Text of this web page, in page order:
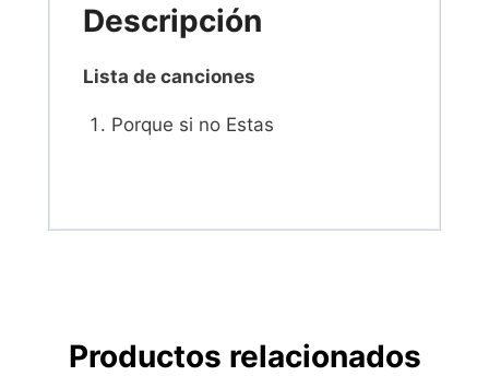
Descripción
Lista de canciones
Porque si no Estas
Productos relacionados